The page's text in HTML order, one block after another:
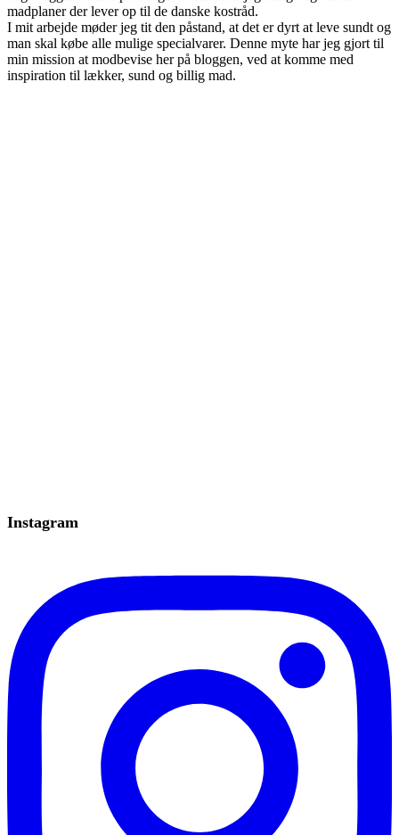
madplaner der lever op til de danske kostråd.
I mit arbejde møder jeg tit den påstand, at det er dyrt at leve sundt og
man skal købe alle mulige specialvarer. Denne myte har jeg gjort til
min mission at modbevise her på bloggen, ved at komme med
inspiration til lækker, sund og billig mad.
Instagram